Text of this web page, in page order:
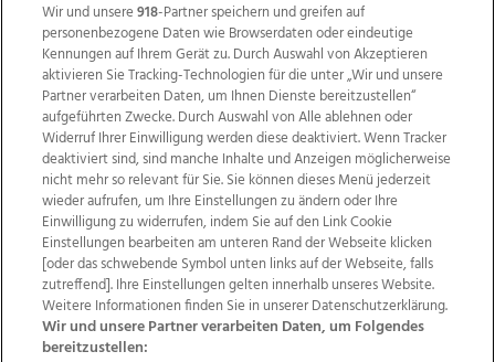
Wir über uns Mediadaten Kontakt
Jobs
Datenschutz
Impressum
AGB Anzeigekunden
AGB Website
Ehrenkodex Politische Werbung
Wir und unsere918-Partner speichern und greifen auf
personenbezogene Daten wie Browserdaten oder eindeutige
Kennungen auf Ihrem Gerät zu. Durch Auswahl von Akzeptieren
aktivieren Sie Tracking-Technologien für die unter „Wir und unsere
Partner verarbeiten Daten, um Ihnen Dienste bereitzustellen“
aufgeführten Zwecke. Durch Auswahl von Alle ablehnen oder
Widerruf Ihrer Einwilligung werden diese deaktiviert. Wenn Tracker
deaktiviert sind, sind manche Inhalte und Anzeigen möglicherweise
nicht mehr so relevant für Sie. Sie können dieses Menü jederzeit
wieder aufrufen, um Ihre Einstellungen zu ändern oder Ihre
Einwilligung zu widerrufen, indem Sie auf den Link Cookie
Einstellungen bearbeiten am unteren Rand der Webseite klicken
[oder das schwebende Symbol unten links auf der Webseite, falls
zutreffend]. Ihre Einstellungen gelten innerhalb unseres Website.
Weitere Informationen finden Sie in unserer Datenschutzerklärung.
Wir und unsere Partner verarbeiten Daten, um Folgendes
bereitzustellen: